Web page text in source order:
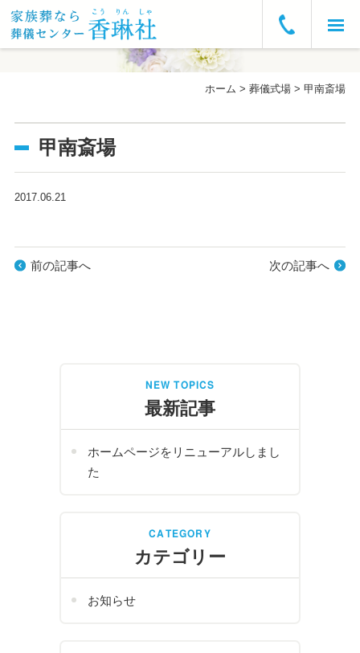
葬儀プラン・費用
葬儀の流れ
よくあるご質問
ホーム >葬儀式場 >甲南斎場
甲南斎場
2017.06.21
前の記事へ 次の記事へ
NEW TOPICS
最新記事
ホームページをリニューアルしまし
た
CATEGORY
カテゴリー
お知らせ